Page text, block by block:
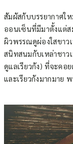
สัมผัสกับบรรยากาศใ
ออนเซ็นที่มีมาตั้งแต่
ผิวพรรณดูผ่องใสขาว
สนิทสนมกับเหล่าชาว
ดูแลเรียวกัง) ที่จะคอ
และเรียวกังมากมาย